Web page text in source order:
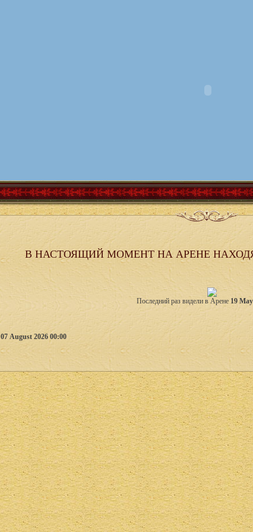
В НАСТОЯЩИЙ МОМЕНТ НА АРЕНЕ
Последний раз видели в Арене 19
07 August 2026 00:00